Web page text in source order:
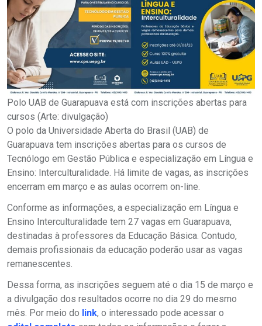
Polo UAB de Guarapuava está com inscrições abertas para
cursos (Arte: divulgação)
O polo da Universidade Aberta do Brasil (UAB) de
Guarapuava tem inscrições abertas para os cursos de
Tecnólogo em Gestão Pública e especialização em Língua e
Ensino: Interculturalidade. Há limite de vagas, as inscrições
encerram em março e as aulas ocorrem on-line.
Conforme as informações, a especialização em Língua e
Ensino Interculturalidade tem 27 vagas em Guarapuava,
destinadas à professores da Educação Básica. Contudo,
demais profissionais da educação poderão usar as vagas
remanescentes.
Dessa forma, as inscrições seguem até o dia 15 de março e
a divulgação dos resultados ocorre no dia 29 do mesmo
mês. Por meio do link, o interessado pode acessar o